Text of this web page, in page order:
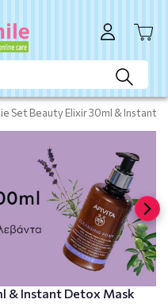
Set Beauty Elixir 30ml & Instant
διαθέσιμο
& Instant Detox Mask